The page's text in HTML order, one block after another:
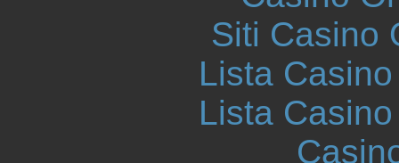
Siti Casino
Lista
Lista